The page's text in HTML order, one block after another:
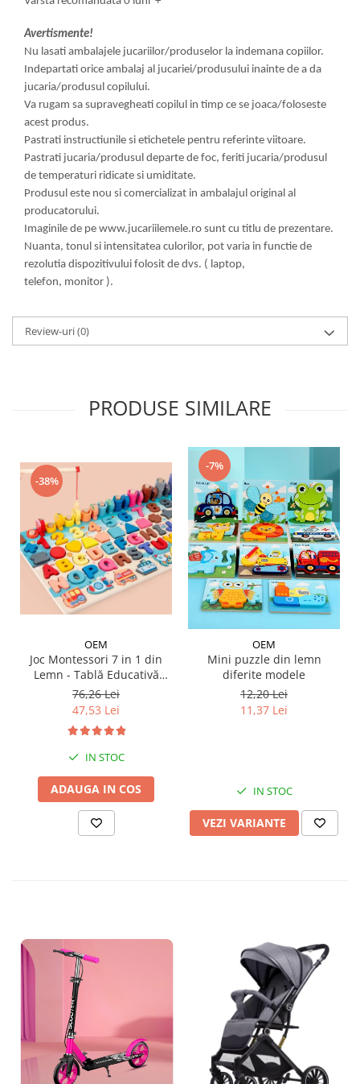
Avertismente!
Nu lasati ambalajele jucariilor/produselor la indemana copiilor.
Indepartati orice ambalaj al jucariei/produsului inainte de a da
jucaria/produsul copilului.
Va rugam sa supravegheati copilul in timp ce se joaca/foloseste
acest produs.
Pastrati instructiunile si etichetele pentru referinte viitoare.
Pastrati jucaria/produsul departe de foc, feriti jucaria/produsul
de temperaturi ridicate si umiditate.
Produsul este nou si comercializat in ambalajul original al
producatorului.
Imaginile de pe www.jucariilemele.ro sunt cu titlu de prezentare.
Nuanta, tonul si intensitatea culorilor, pot varia in functie de
rezolutia dispozitivului folosit de dvs. ( laptop,
telefon, monitor ).
Review-uri(0)
PRODUSE SIMILARE
-38%
OEM
Joc Montessori 7 in 1 din
Lemn - Tablă Educativă
Logaritmică
76,26 Lei
47,53 Lei
IN STOC
ADAUGA IN COS
-7%
OEM
Mini puzzle din lemn
diferite modele
12,20 Lei
11,37 Lei
IN STOC
VEZI VARIANTE